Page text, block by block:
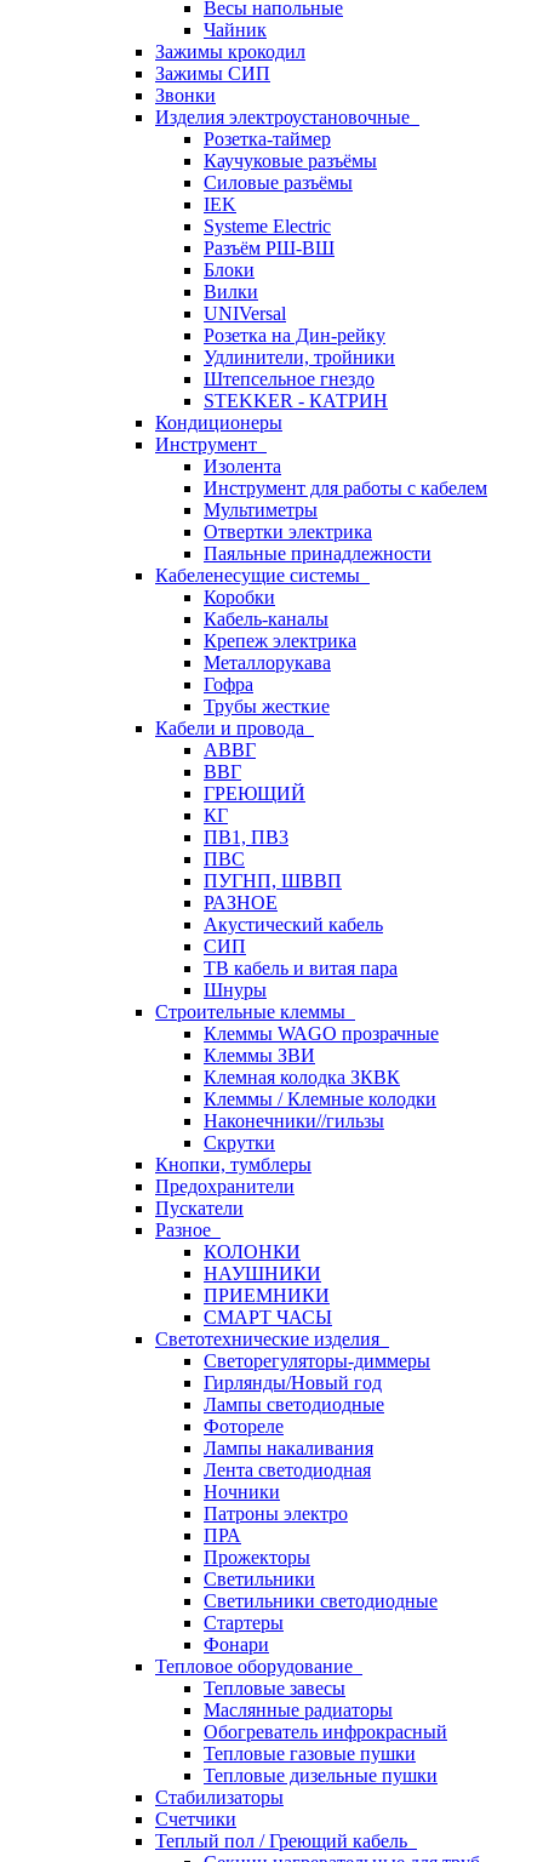
Весы напольные
Чайник
Зажимы крокодил
Зажимы СИП
Звонки
Изделия электроустановочные
Розетка-таймер
Каучуковые разъёмы
Силовые разъёмы
IEK
Systeme Electric
Разъём РШ-ВШ
Блоки
Вилки
UNIVersal
Розетка на Дин-рейку
Удлинители, тройники
Штепсельное гнездо
STEKKER - КАТРИН
Кондиционеры
Инструмент
Изолента
Инструмент для работы с кабелем
Мультиметры
Отвертки электрика
Паяльные принадлежности
Кабеленесущие системы
Коробки
Кабель-каналы
Крепеж электрика
Металлорукава
Гофра
Трубы жесткие
Кабели и провода
АВВГ
ВВГ
ГРЕЮЩИЙ
КГ
ПВ1, ПВ3
ПВС
ПУГНП, ШВВП
РАЗНОЕ
Акустический кабель
СИП
ТВ кабель и витая пара
Шнуры
Строительные клеммы
Клеммы WAGO прозрачные
Клеммы ЗВИ
Клемная колодка ЗКВК
Клеммы / Клемные колодки
Наконечники//гильзы
Скрутки
Кнопки, тумблеры
Предохранители
Пускатели
Разное
КОЛОНКИ
НАУШНИКИ
ПРИЕМНИКИ
СМАРТ ЧАСЫ
Светотехнические изделия
Светорегуляторы-диммеры
Гирлянды/Новый год
Лампы светодиодные
Фотореле
Лампы накаливания
Лента светодиодная
Ночники
Патроны электро
ПРА
Прожекторы
Светильники
Светильники светодиодные
Стартеры
Фонари
Тепловое оборудование
Тепловые завесы
Маслянные радиаторы
Обогреватель инфрокрасный
Тепловые газовые пушки
Тепловые дизельные пушки
Стабилизаторы
Счетчики
Теплый пол / Греющий кабель